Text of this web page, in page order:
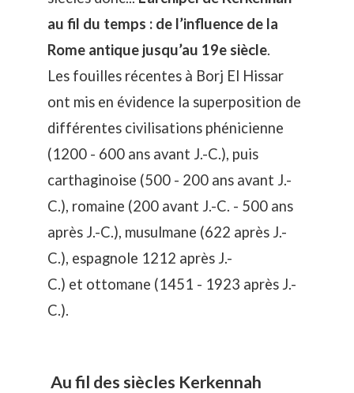
au fil du temps : de l’influence de la
Rome antique jusqu’au 19e siècle.
Les fouilles récentes à Borj El Hissar
ont mis en évidence la superposition de
différentes civilisations phénicienne
(1200 - 600 ans avant J.-C.), puis
carthaginoise (500 - 200 ans avant J.-
C.), romaine (200 avant J.-C. - 500 ans
après J.-C.), musulmane (622 après J.-
C.), espagnole 1212 après J.-
C.) et ottomane (1451 - 1923 après J.-
C.).
Au fil des siècles Kerkennah